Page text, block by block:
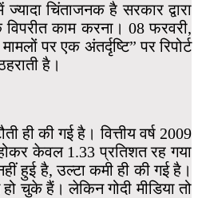
चिंताजनक है सरकार द्वारा
काम करना। 08 फरवरी,
पर एक अंतर्दृष्टि” पर रिपोर्ट
है।
की गई है। वित्तीय वर्ष 2009
केवल 1.33 प्रतिशत रह गया
हुई है, उल्टा कमी ही की गई है।
चुके हैं। लेकिन गोदी मीडिया तो